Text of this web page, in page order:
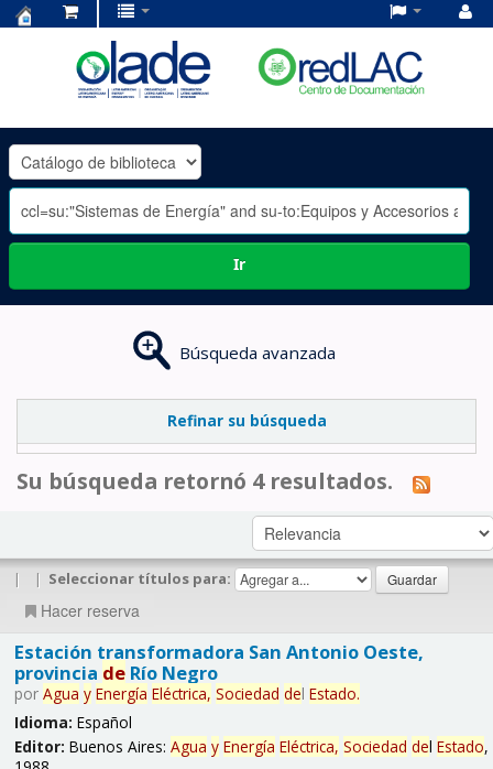
OLADE
-
Ir
Búsqueda avanzada
Refinar su búsqueda
Su búsqueda retornó 4 resultados.
| | Seleccionar títulos para:
Hacer reserva
Estación transformadora San Antonio Oeste,
provincia deRío Negro
por Agua y Energía Eléctrica, Sociedad del Estado.
Idioma: Español
Editor: Buenos Aires: Agua y Energía Eléctrica, Sociedad del Estado,